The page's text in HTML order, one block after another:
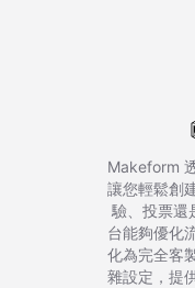
Makeform
讓您輕鬆創
驗、投票還
台能夠優化
化為完全客
雜設定，提